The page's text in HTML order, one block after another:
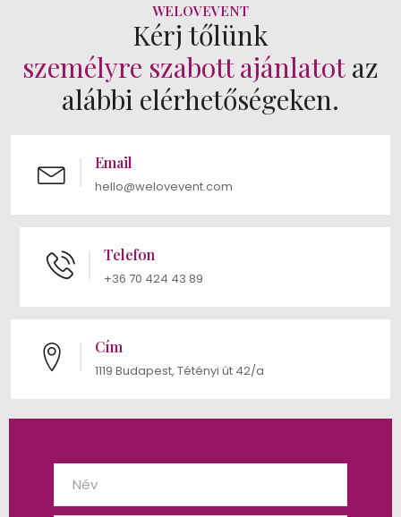
WELOVEVENT
Kérj tőlünk
személyre szabott ajánlatot az
alábbi elérhetőségeken.
Email
hello@welovevent.com
Telefon
+36 70 424 43 89
Cím
1119 Budapest, Tétényi út 42/a